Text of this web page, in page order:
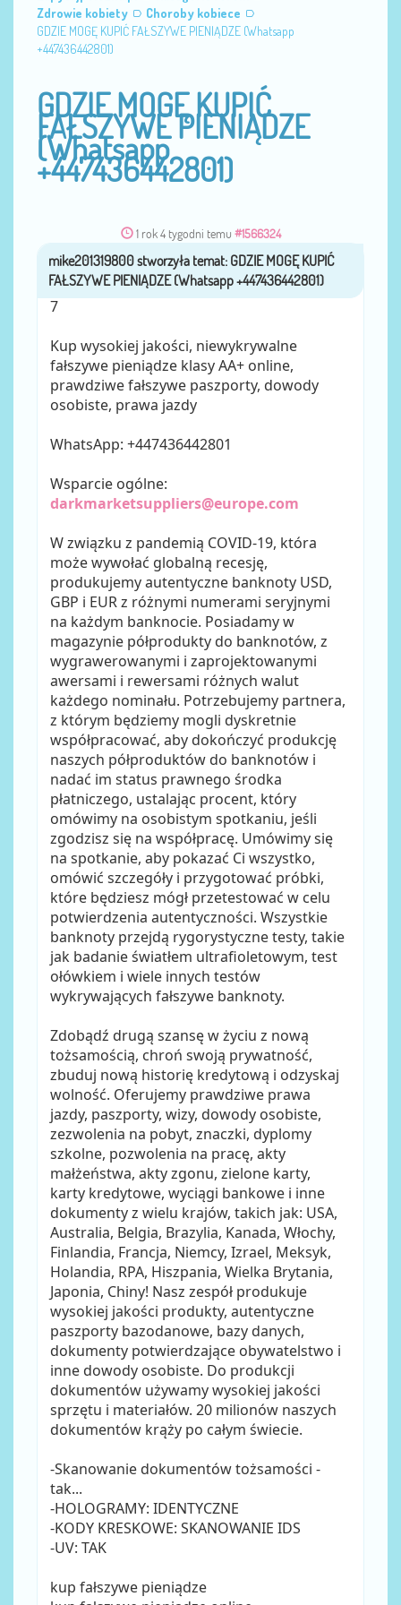
Zdrowie kobiety
Choroby kobiece
GDZIE MOGĘ KUPIĆ FAŁSZYWE PIENIĄDZE (Whatsapp
+447436442801)
GDZIE MOGĘ KUPIĆ
FAŁSZYWE PIENIĄDZE
(Whatsapp
+447436442801)
1 rok 4 tygodni temu #1566324
przezmike201319800
7
Kup wysokiej jakości, niewykrywalne
fałszywe pieniądze klasy AA+ online,
prawdziwe fałszywe paszporty, dowody
osobiste, prawa jazdy
WhatsApp: +447436442801
Wsparcie ogólne:
darkmarketsuppliers@europe.com
W związku z pandemią COVID-19, która
może wywołać globalną recesję,
produkujemy autentyczne banknoty USD,
GBP i EUR z różnymi numerami seryjnymi
na każdym banknocie. Posiadamy w
magazynie półprodukty do banknotów, z
wygrawerowanymi i zaprojektowanymi
awersami i rewersami różnych walut
każdego nominału. Potrzebujemy partnera,
z którym będziemy mogli dyskretnie
współpracować, aby dokończyć produkcję
naszych półproduktów do banknotów i
nadać im status prawnego środka
płatniczego, ustalając procent, który
omówimy na osobistym spotkaniu, jeśli
zgodzisz się na współpracę. Umówimy się
na spotkanie, aby pokazać Ci wszystko,
omówić szczegóły i przygotować próbki,
które będziesz mógł przetestować w celu
potwierdzenia autentyczności. Wszystkie
banknoty przejdą rygorystyczne testy, takie
jak badanie światłem ultrafioletowym, test
ołówkiem i wiele innych testów
wykrywających fałszywe banknoty.
Zdobądź drugą szansę w życiu z nową
tożsamością, chroń swoją prywatność,
zbuduj nową historię kredytową i odzyskaj
wolność. Oferujemy prawdziwe prawa
jazdy, paszporty, wizy, dowody osobiste,
zezwolenia na pobyt, znaczki, dyplomy
szkolne, pozwolenia na pracę, akty
małżeństwa, akty zgonu, zielone karty,
karty kredytowe, wyciągi bankowe i inne
dokumenty z wielu krajów, takich jak: USA,
Australia, Belgia, Brazylia, Kanada, Włochy,
Finlandia, Francja, Niemcy, Izrael, Meksyk,
Holandia, RPA, Hiszpania, Wielka Brytania,
Japonia, Chiny! Nasz zespół produkuje
wysokiej jakości produkty, autentyczne
paszporty bazodanowe, bazy danych,
dokumenty potwierdzające obywatelstwo i
inne dowody osobiste. Do produkcji
dokumentów używamy wysokiej jakości
sprzętu i materiałów. 20 milionów naszych
dokumentów krąży po całym świecie.
-Skanowanie dokumentów tożsamości -
tak...
-HOLOGRAMY: IDENTYCZNE
-KODY KRESKOWE: SKANOWANIE IDS
-UV: TAK
kup fałszywe pieniądze